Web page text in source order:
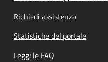
Richiedi assistenza
Statistiche del portale
Leggi le FAQ